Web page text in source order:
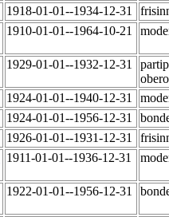
1918-01-01--1934-12-31
1910-01-01--1964-10-21
1929-01-01--1932-12-31
1924-01-01--1940-12-31
1924-01-01--1956-12-31
1926-01-01--1931-12-31
1911-01-01--1936-12-31
1922-01-01--1956-12-31